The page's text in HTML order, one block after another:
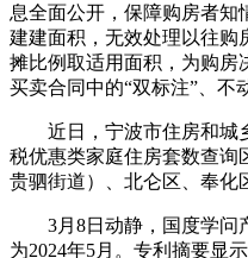
息全面公开，保障购房者知
建建面积，无效处理以往购
摊比例取适用面积，为购房
买卖合同中的“双标注”、不
近日，宁波市住房和城乡
税优惠类家庭住房套数查询
贵驷街道）、北仑区、奉化
3月8日动静，国度学问产
为2024年5月。专利摘要显